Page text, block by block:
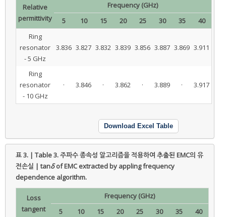
Relative
permittivity
Frequency (GHz)
5
10 15 20 25 30 35
40
Ring
resonator
- 5 GHz
3.836 3.827 3.832 3.839 3.856 3.887 3.869 3.911
Ring
resonator
- 10 GHz
· 3.846 · 3.862 · 3.889 · 3.917
Download Excel Table
표 3. | Table 3.주파수 종속성 알고리즘을 적용하여 추출된 EMC의 유
전손실 | tanδof EMC extracted by appling frequency
dependence algorithm.
Loss
tangent
Frequency (GHz)
5
10 15 20 25 30 35
40